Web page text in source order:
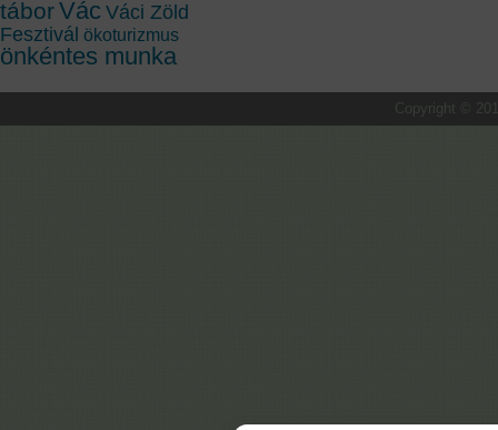
táborVác Váci Zöld
Fesztivál ökoturizmus
önkéntes munka
Copyright ©